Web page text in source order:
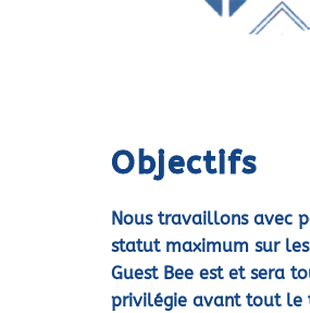
Objectifs
Nous travaillons avec
statut maximum sur
Guest Bee est et sera
privilégie avant tout le